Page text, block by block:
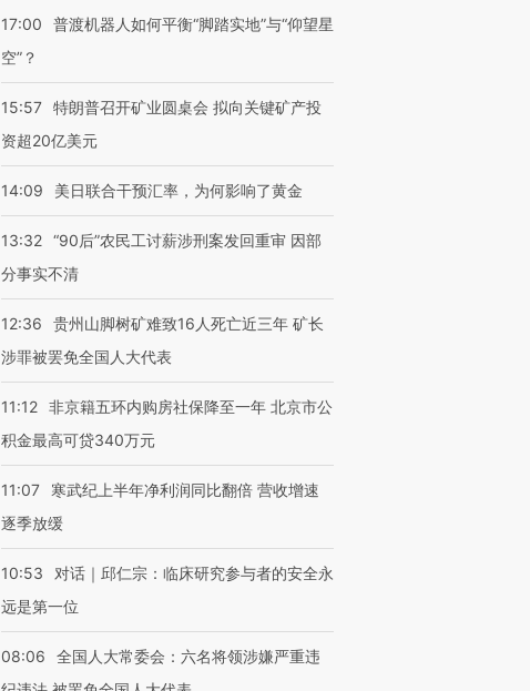
17:00
普渡机器人如何平衡“脚踏实地”与“仰望星
空”？
15:57 特朗普召开矿业圆桌会 拟向关键矿产投
资超20亿美元
14:09 美日联合干预汇率，为何影响了黄金
13:32 “90后”农民工讨薪涉刑案发回重审 因部
分事实不清
12:36
贵州山脚树矿难致16人死亡近三年 矿长
涉罪被罢免全国人大代表
11:12 非京籍五环内购房社保降至一年 北京市公
积金最高可贷340万元
11:07
寒武纪上半年净利润同比翻倍 营收增速
逐季放缓
10:53
对话｜邱仁宗：临床研究参与者的安全永
远是第一位
08:06
全国人大常委会：六名将领涉嫌严重违